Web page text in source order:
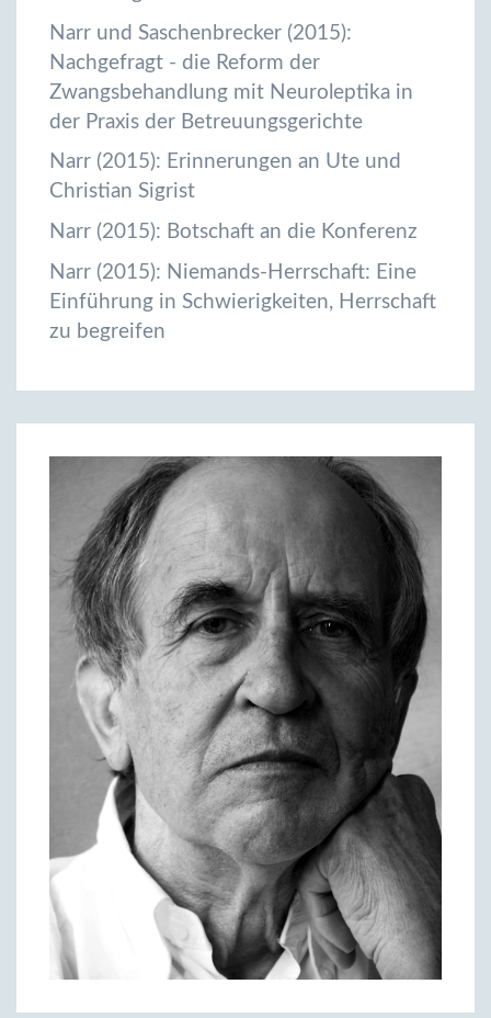
Narr und Saschenbrecker (2015):
Nachgefragt - die Reform der
Zwangsbehandlung mit Neuroleptika in
der Praxis der Betreuungsgerichte
Narr (2015): Erinnerungen an Ute und
Christian Sigrist
Narr (2015): Botschaft an die Konferenz
Narr (2015): Niemands-Herrschaft: Eine
Einführung in Schwierigkeiten, Herrschaft
zu begreifen